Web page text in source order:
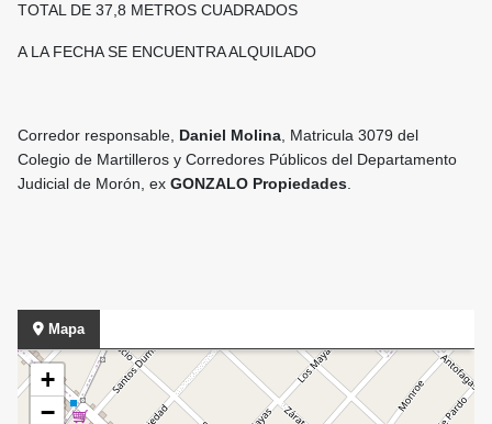
TOTAL DE 37,8 METROS CUADRADOS
A LA FECHA SE ENCUENTRA ALQUILADO
Corredor responsable, Daniel Molina , Matricula 3079 del
Colegio de Martilleros y Corredores Públicos del Departamento
Judicial de Morón, ex GONZALO Propiedades
Mapa
+
−